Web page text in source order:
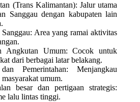
(Trans Kalimantan): Jalur utama
Sanggau dengan kabupaten lain
Sanggau: Area yang ramai aktivitas
Angkutan Umum: Cocok untuk
dari berbagai latar belakang.
Pemerintahan: Menjangkau
umum.
besar dan pertigaan strategis:
lalu lintas tinggi.